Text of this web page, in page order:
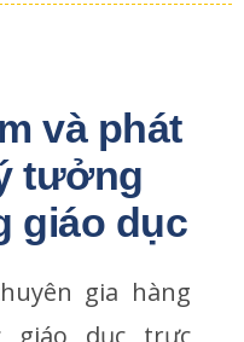
và phát
tưởng
giáo dục
gia hàng